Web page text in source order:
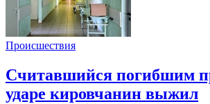
Происшествия
Считавшийся погибшим
ударе кировчанин выжил